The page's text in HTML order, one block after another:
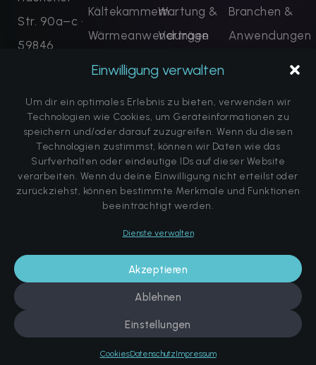
Einwilligung verwalten
Um dir ein optimales Erlebnis zu bieten, verwenden wir
Technologien wie Cookies, um Geräteinformationen zu
speichern und/oder darauf zuzugreifen. Wenn du diesen
Technologien zustimmst, können wir Daten wie das
Surfverhalten oder eindeutige IDs auf dieser Website
verarbeiten. Wenn du deine Einwilligung nicht erteilst oder
zurückziehst, können bestimmte Merkmale und Funktionen
beeinträchtigt werden.
Dienste verwalten
Akzeptieren
Ablehnen
Einstellungen
CookiesDatenschutzImpressum
Str. 90a–c ·
59846
9652 0
contact@ar
tofcryo.com
Jetzt
Kältekammern
Wärmeanwendungen
Komplettlösungen
Wartung &
Verträge
Remote
Monitoring
Schulung &
Zertifizierung
Ersatzteile
Termine
buchen
Branchen &
Anwendungen
Projekte &
Referenzen
FAQ
Über uns
© Copyright Art of Cryo | Website bydk communications